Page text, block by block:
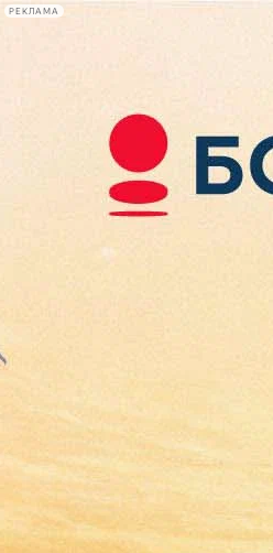
РЕКЛАМА
Сегодня:
2026.08.07
08:12
Афиша Plus
14 сентября 2017, четверг